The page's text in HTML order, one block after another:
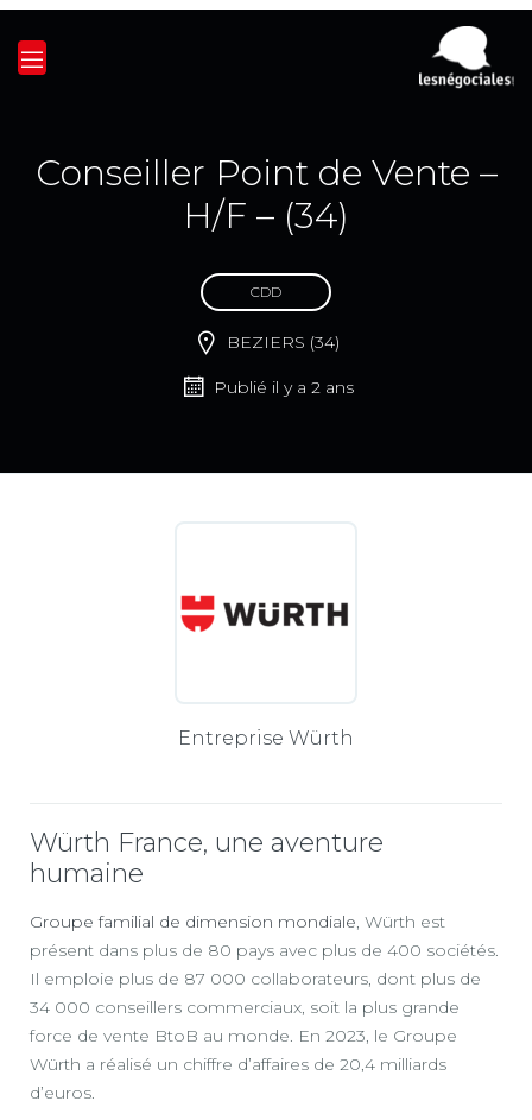
Conseiller Point de Vente –
H/F – (34)
CDD
BEZIERS (34)
Publié il y a 2 ans
Entreprise Würth
Würth France, une aventure
humaine
Groupe familial de dimension mondiale, Würth est
présent dans plus de 80 pays avec plus de 400 sociétés.
Il emploie plus de 87 000 collaborateurs, dont plus de
34 000 conseillers commerciaux, soit la plus grande
force de vente BtoB au monde. En 2023, le Groupe
Würth a réalisé un chiffre d’affaires de 20,4 milliards
d’euros.